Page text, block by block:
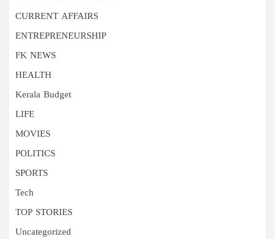
CURRENT AFFAIRS
ENTREPRENEURSHIP
FK NEWS
HEALTH
Kerala Budget
LIFE
MOVIES
POLITICS
SPORTS
Tech
TOP STORIES
Uncategorized